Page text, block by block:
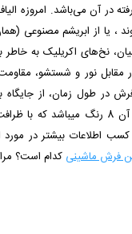
در آن می‌باشد. امروزه
، یا از ابریشم مصنوعی
نخ‌های اکریلیک به خاطر
مقابل نور و شستشو،
در طول زمان، از جایگاه
رنگ­­های به کار رفته در آن 8 رنگ
اطلاعات بیشتر در
فرش ماشینی کدام است؟